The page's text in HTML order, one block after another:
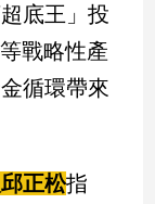
底王」投
戰略性產
循環帶來
正松指